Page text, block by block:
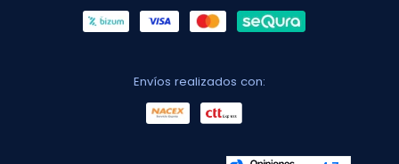
Envíos realizados con: